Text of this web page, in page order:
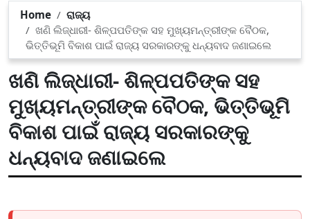
Home
ରାଜ୍ୟ
ଖଣି ଲିଜ୍‌ଧାରୀ- ଶିଳ୍ପପତିଙ୍କ ସହ ମୁଖ୍ୟମନ୍ତ୍ରୀଙ୍କ ବୈଠକ,
ଭିତ୍ତିଭୂମି ବିକାଶ ପାଇଁ ରାଜ୍ୟ ସରକାରଙ୍କୁ ଧନ୍ୟବାଦ ଜଣାଇଲେ
ଖଣି ଲିଜ୍‌ଧାରୀ- ଶିଳ୍ପପତିଙ୍କ ସହ
ମୁଖ୍ୟମନ୍ତ୍ରୀଙ୍କ ବୈଠକ, ଭିତ୍ତିଭୂମି
ବିକାଶ ପାଇଁ ରାଜ୍ୟ ସରକାରଙ୍କୁ
ଧନ୍ୟବାଦ ଜଣାଇଲେ